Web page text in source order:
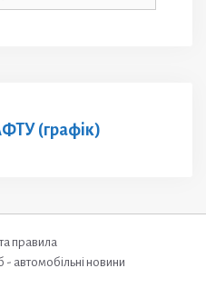
(графік)
правила
автомобільні новини